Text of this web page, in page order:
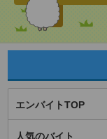
エンバイトTOP
人気のバイト